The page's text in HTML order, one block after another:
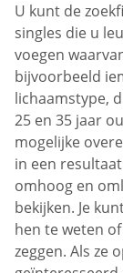
U kunt de
singles die u
voegen
bijvoorbeeld
lichaamstype,
25 en 35 jaar
mogelijke
in een
omhoog en
bekijken. Je
hen te weten
zeggen. Als ze